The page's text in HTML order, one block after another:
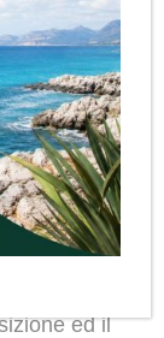
per
in ogni
veranda
ed il